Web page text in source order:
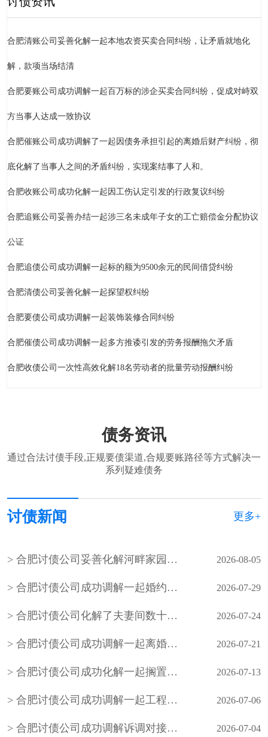
合肥清账公司妥善化解一起本地农资买卖合同纠纷，让矛盾就地化
解，款项当场结清
合肥要账公司成功调解一起百万标的涉企买卖合同纠纷，促成对峙双
方当事人达成一致协议
合肥催账公司成功调解了一起因债务承担引起的离婚后财产纠纷，彻
底化解了当事人之间的矛盾纠纷，实现案结事了人和。
合肥收账公司成功化解一起因工伤认定引发的行政复议纠纷
合肥追账公司妥善办结一起涉三名未成年子女的工亡赔偿金分配协议
公证
合肥追债公司成功调解一起标的额为9500余元的民间借贷纠纷
合肥清债公司妥善化解一起探望权纠纷
合肥要债公司成功调解一起装饰装修合同纠纷
合肥催债公司成功调解一起多方推诿引发的劳务报酬拖欠矛盾
合肥收债公司一次性高效化解18名劳动者的批量劳动报酬纠纷
债务资讯
通过合法讨债手段,正规要债渠道,合规要账路径等方式解决一
系列疑难债务
讨债新闻 更多+
合肥讨债公司妥善化解河畔家园小区业主因入户管控、物业服务争议引发的物业费拒缴纠纷 2026-08-05
合肥讨债公司成功调解一起婚约财产纠纷案件，在承办法官的耐心调解下，双方当事人自愿达成调解协议，有效化解了矛盾纠纷 2026-07-29
合肥讨债公司化解了夫妻间数十年的积怨，也让老年夫妻懂得包容与沟通的重要性，用柔性调解守护晚年婚姻温情 2026-07-24
合肥讨债公司成功调解一起离婚案件，原告起诉要求与被告离婚并要求被告返还彩礼1万元 2026-07-21
合肥讨债公司成功化解一起搁置九年的邻里民间借贷积案，以法理相融的柔性调解 2026-07-13
合肥讨债公司成功调解一起工程材料买卖合同欠款 2026-07-06
合肥讨债公司成功调解诉调对接、整合多方力量化解小额网络知识产权纠纷 2026-07-04